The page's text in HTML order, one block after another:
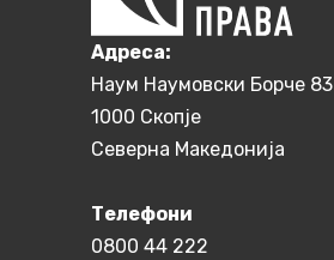
Aдреса:
Наум Наумовски Борче 83
1000 Скопје
Северна Македонија
Телефони
0800 44 222